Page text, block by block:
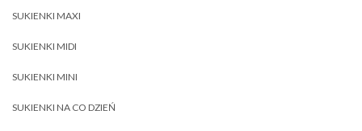
SUKIENKI MAXI
SUKIENKI MIDI
SUKIENKI MINI
SUKIENKI NA CO DZIEŃ